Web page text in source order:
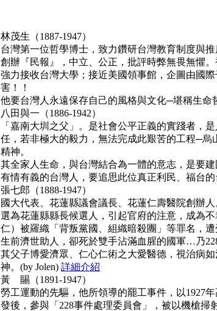
林茂生（1887-1947）
台灣第一位哲學博士，致力鑽研台灣教育制度與
創辦『民報』，中立、公正，批評時弊無畏無懼
強力接收台灣大學；接近美國領事館，企圖由國
害！！
他要台灣人永遠保存自己的風格與文化─堪稱生命
八田與一（1886-1942）
「嘉南大圳之父」。是社會公平正義的實踐者，
任，若非極大的毅力，無法完成此艱苦的工程─
精神。
其全家人生命，與台灣結合為一體的意志，是要建
有情有義的台灣人，要追思此位真正利民、福台的
張七郎（1888-1947）
國大代表、花蓮縣議會議長、花蓮仁壽醫院創辦
選為花蓮縣縣長候選人，引起官府的注意，成為
仁）被羅織「背叛黨國、組織暗殺團」等罪名，
生前濟世助人，卻死於雙手沾滿血腥的國軍…乃
其父子博愛濟眾、仁心仁術之大愛醫德，視治病
神。(by Jolen) 詳細介紹
黃 賜（1891-1947）
勞工運動的先驅，他所領導的罷工事件，以1927
發後，參與「228事件處理委員會」，被以機槍掃